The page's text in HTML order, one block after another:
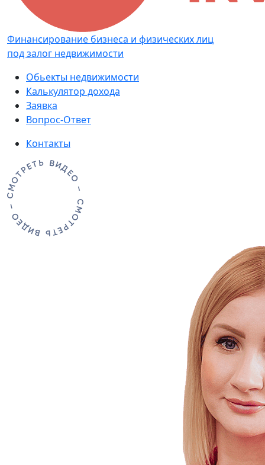
Финансирование бизнеса и физических лиц
под залог недвижимости
Обьекты недвижимости
Калькулятор дохода
Заявка
Вопрос-Ответ
Контакты